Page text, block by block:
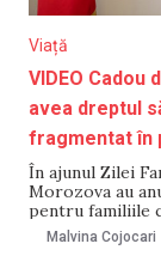
Viață
VIDEO Cadou
avea dreptul
fragmentat în
În ajunul Zilei
Morozova au
pentru familiile
multă
paternal. „De
Malvina Cojocari